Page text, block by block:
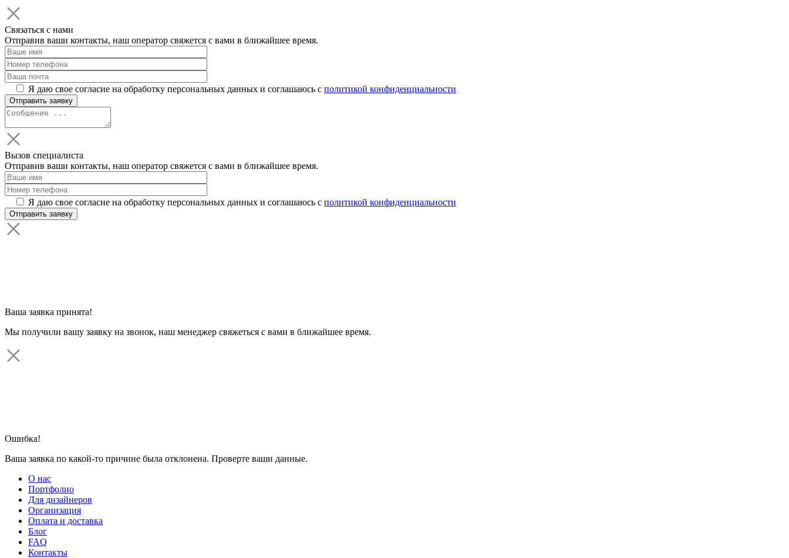
Связаться с нами
Отправив ваши контакты, наш оператор свяжется с вами в ближайшее время.
Я даю свое согласие на обработку персональных данных и соглашаюсь с политикой конфиденциальности
Вызов специалиста
Отправив ваши контакты, наш оператор свяжется с вами в ближайшее время.
Я даю свое согласие на обработку персональных данных и соглашаюсь с политикой конфиденциальности
Ваша заявка принята!
Мы получили вашу заявку на звонок, наш менеджер свяжеться с вами в ближайшее время.
Ошибка!
Ваша заявка по какой-то причине была отклонена. Проверте ваши данные.
О нас
Портфолио
Для дизайнеров
Организация
Оплата и доставка
Блог
FAQ
Контакты